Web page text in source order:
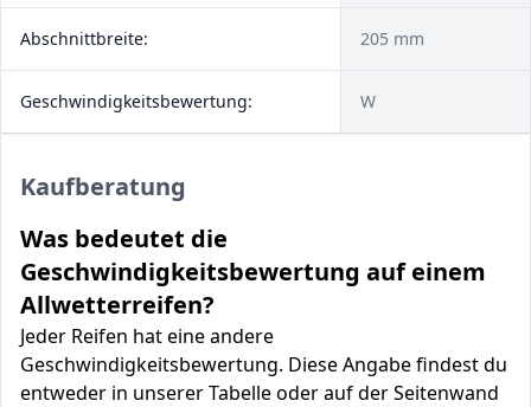
Abschnittbreite: 205 mm
Geschwindigkeitsbewertung: W
Kaufberatung
Was bedeutet die
Geschwindigkeitsbewertung auf einem
Allwetterreifen?
Jeder Reifen hat eine andere
Geschwindigkeitsbewertung. Diese Angabe findest du
entweder in unserer Tabelle oder auf der Seitenwand